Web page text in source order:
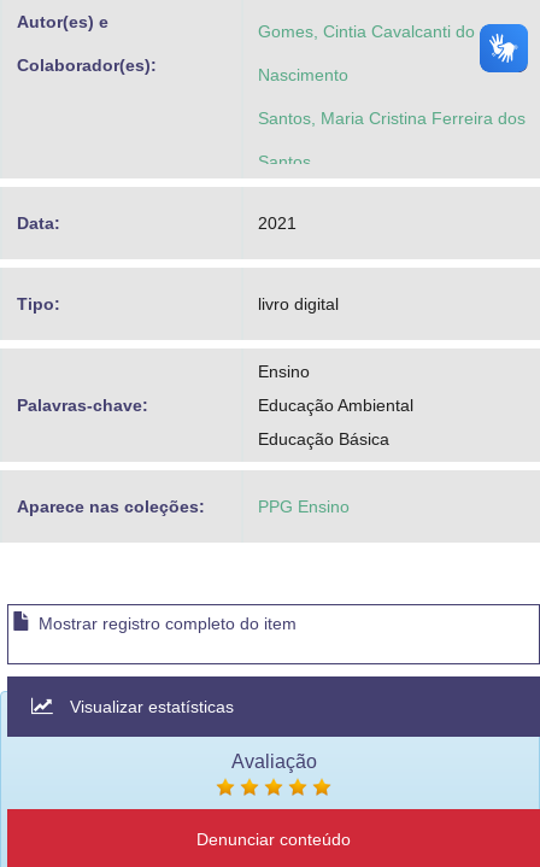
Autor(es) e
Colaborador(es):
Gomes, Cintia Cavalcanti do
Nascimento
Santos, Maria Cristina Ferreira dos
Santos
Data: 2021
Tipo: livro digital
Palavras-chave:
Ensino
Educação Ambiental
Educação Básica
Aparece nas coleções: PPG Ensino
Mostrar registro completo do item
Visualizar estatísticas
Avaliação
Denunciar conteúdo